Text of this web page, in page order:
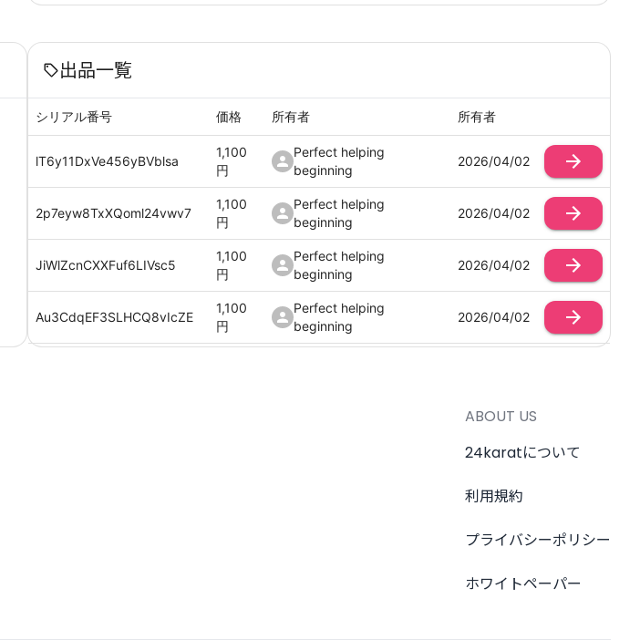
出品一覧
シリアル番号 価格 所有者 所有者
lT6y11DxVe456yBVblsa
1,100
円
Perfect helping
beginning
2026/04/02
2p7eyw8TxXQoml24vwv7
1,100
円
Perfect helping
beginning
2026/04/02
JiWlZcnCXXFuf6LIVsc5
1,100
円
Perfect helping
beginning
2026/04/02
Au3CdqEF3SLHCQ8vIcZE
1,100
円
Perfect helping
beginning
2026/04/02
2026/04/02
ABOUT US
24karatについて
利用規約
プライバシーポリシー
ホワイトペーパー